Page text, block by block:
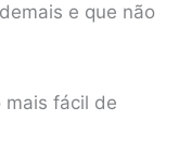
e que não
mais fácil de